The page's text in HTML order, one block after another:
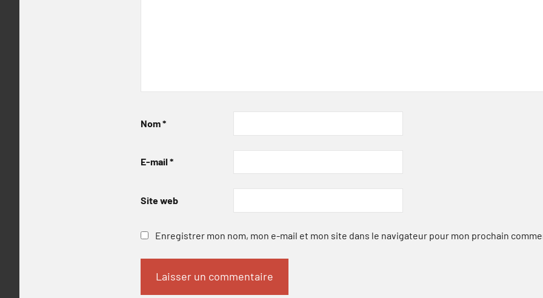
Nom*
E-mail *
Site web
Enregistrer mon nom, mon e-mail et mon site dans le navigateur pour mon prochain